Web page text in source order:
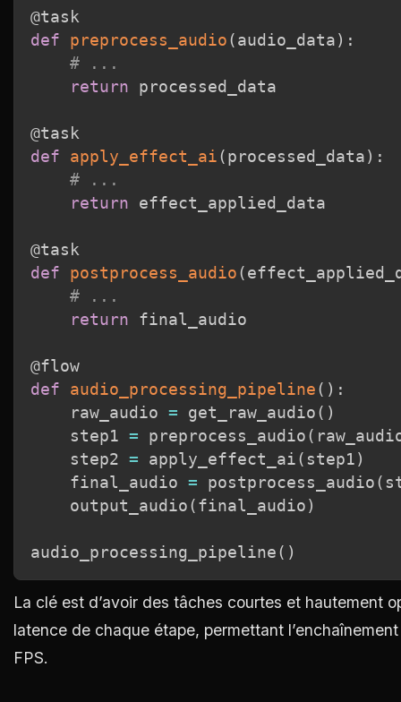
@task
def
preprocess_audio ( audio_data ) :
# ...
return processed_data
@task
def
apply_effect_ai ( processed_data ) :
# ...
return effect_applied_data
@task
def
postprocess_audio (
# ...
return final_audio
@flow
def
audio_processing_pipeline ( ) :
    raw_audio
= get_raw_audio ( )
    step1
= preprocess_audio (
    step2
= apply_effect_ai ( step1 )
    final_audio
= postprocess_audio (
    output_audio
( final_audio )
audio_processing_pipeline ( )
La clé est d’avoir des tâches courtes et hautement
latence de chaque étape, permettant
FPS.